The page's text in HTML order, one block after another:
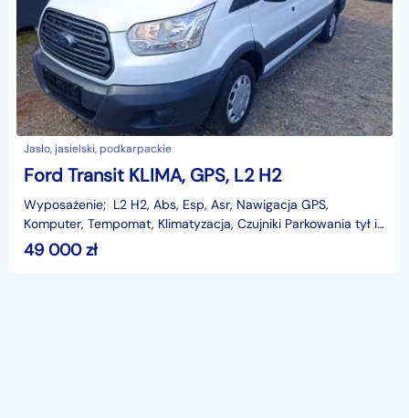
Jasło, jasielski, podkarpackie
Ford Transit KLIMA, GPS, L2 H2
Wyposażenie; L2 H2, Abs, Esp, Asr, Nawigacja GPS,
Komputer, Tempomat, Klimatyzacja, Czujniki Parkowania tył i
przód, , Poduszka powietrzna kierowcy,
49 000zł